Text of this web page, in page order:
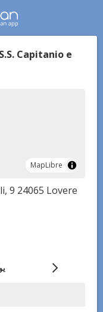
Capitanio e
MapLibre
MapLibre
9 24065 Lovere
2